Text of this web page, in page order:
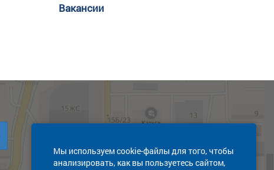
Вакансии
Мы используем cookie-файлы для того, чтобы
анализировать, как вы пользуетесь сайтом,